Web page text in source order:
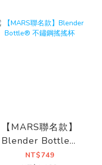
【MARS聯名款】
Blender Bottle®
不鏽鋼搖搖杯
NT$749